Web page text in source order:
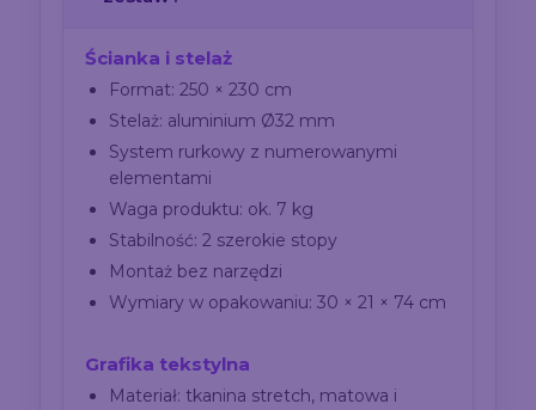
Ścianka i stelaż
Format: 250 × 230 cm
Stelaż: aluminium Ø32 mm
System rurkowy z numerowanymi
elementami
Waga produktu: ok. 7 kg
Stabilność: 2 szerokie stopy
Montaż bez narzędzi
Wymiary w opakowaniu: 30 × 21 × 74 cm
Grafika tekstylna
Materiał: tkanina stretch, matowa i